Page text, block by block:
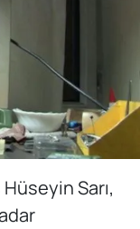
Sarı,